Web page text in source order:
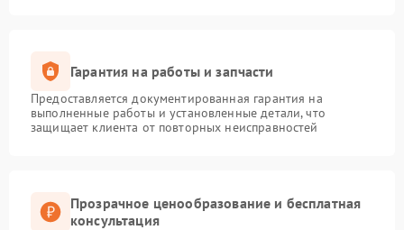
Гарантия на работы и запчасти
Предоставляется документированная гарантия на
выполненные работы и установленные детали, что
защищает клиента от повторных неисправностей
Прозрачное ценообразование и бесплатная
консультация